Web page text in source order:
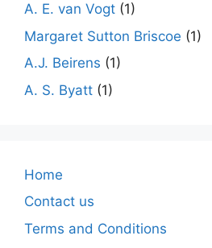
A. E. van Vogt (1)
Margaret Sutton Briscoe (1)
A.J. Beirens (1)
A. S. Byatt (1)
Home
Contact us
Terms and Conditions